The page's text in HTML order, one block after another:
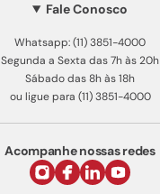
Fale Conosco
Whatsapp: (11) 3851-4000
Segunda a Sexta das 7h às 20h
Sábado das 8h às 18h
ou ligue para (11) 3851-4000
Acompanhe nossas redes